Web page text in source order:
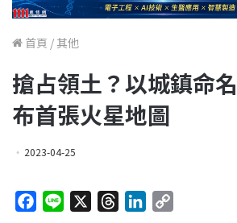
首頁 /其他
搶占領土？以城鎮命
布首張火星地圖
2023-04-25